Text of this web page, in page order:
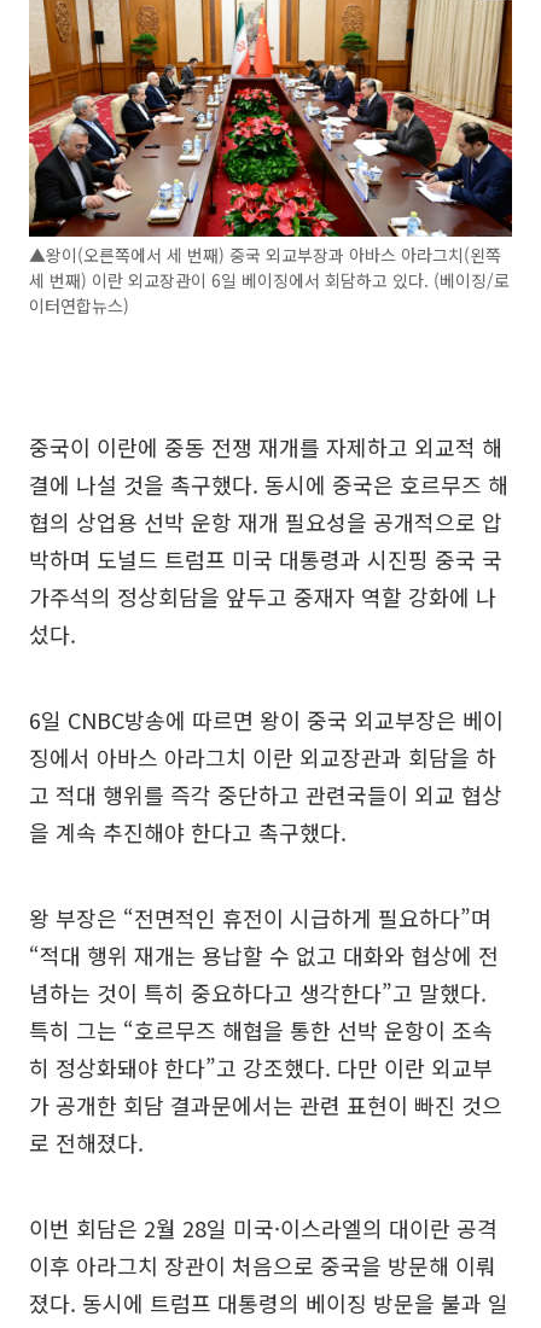
▲왕이(오른쪽에서 세 번째) 중국 외교부장과 아바스 아라그치(왼쪽
세 번째) 이란 외교장관이 6일 베이징에서 회담하고 있다. (베이징/로
이터연합뉴스)
중국이 이란에 중동 전쟁 재개를 자제하고 외교적 해
결에 나설 것을 촉구했다. 동시에 중국은 호르무즈 해
협의 상업용 선박 운항 재개 필요성을 공개적으로 압
박하며 도널드 트럼프 미국 대통령과 시진핑 중국 국
가주석의 정상회담을 앞두고 중재자 역할 강화에 나
섰다.
6일 CNBC방송에 따르면 왕이 중국 외교부장은 베이
징에서 아바스 아라그치 이란 외교장관과 회담을 하
고 적대 행위를 즉각 중단하고 관련국들이 외교 협상
을 계속 추진해야 한다고 촉구했다.
왕 부장은 “전면적인 휴전이 시급하게 필요하다”며
“적대 행위 재개는 용납할 수 없고 대화와 협상에 전
념하는 것이 특히 중요하다고 생각한다”고 말했다.
특히 그는 “호르무즈 해협을 통한 선박 운항이 조속
히 정상화돼야 한다”고 강조했다. 다만 이란 외교부
가 공개한 회담 결과문에서는 관련 표현이 빠진 것으
로 전해졌다.
이번 회담은 2월 28일 미국·이스라엘의 대이란 공격
이후 아라그치 장관이 처음으로 중국을 방문해 이뤄
졌다. 동시에 트럼프 대통령의 베이징 방문을 불과 일